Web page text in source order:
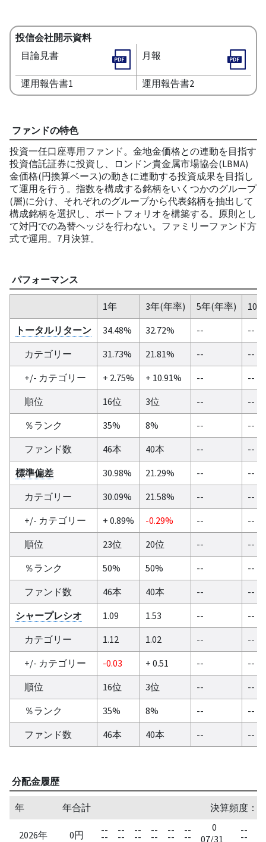
投信会社開示資料
目論見書
月報
運用報告書1 運用報告書2
ファンドの特色
投資一任口座専用ファンド。金地金価格との連動を目指す
投資信託証券に投資し、ロンドン貴金属市場協会(LBMA)
金価格(円換算ベース)の動きに連動する投資成果を目指し
て運用を行う。指数を構成する銘柄をいくつかのグループ
(層)に分け、それぞれのグループから代表銘柄を抽出して
構成銘柄を選択し、ポートフォリオを構築する。原則とし
て対円での為替ヘッジを行わない。ファミリーファンド方
式で運用。7月決算。
パフォーマンス
1年 3年(年率) 5年(年率)
10
トータルリターン
34.48% 32.72% --
--
カテゴリー
31.73% 21.81% --
--
+/- カテゴリー
+ 2.75% + 10.91% --
--
順位
16位 3位 --
--
％ランク
35% 8% --
--
ファンド数
46本 40本 --
--
標準偏差
30.98% 21.29% --
--
カテゴリー
30.09% 21.58% --
--
+/- カテゴリー
+ 0.89% -0.29% --
--
順位
23位 20位 --
--
％ランク
50% 50% --
--
ファンド数
46本 40本 --
--
シャープレシオ
1.09 1.53 --
--
カテゴリー
1.12 1.02 --
--
+/- カテゴリー
-0.03 + 0.51 --
--
順位
16位 3位 --
--
％ランク
35% 8% --
--
ファンド数
46本 40本 -- --
分配金履歴
年 年合計 決算頻度：1
2026年 0円 --
--
--
--
--
--
--
--
--
--
--
--
0
07/31
--
--